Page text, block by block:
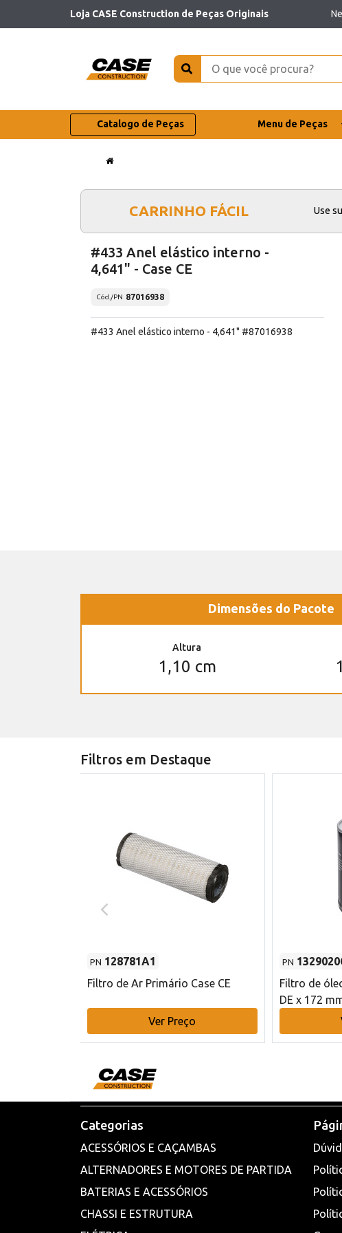
Loja CASE Construction de Peças Originais
Catalogo de Peças Menu de Peças
CARRINHO FÁCIL Use
#433 Anel elástico interno -
4,641" - Case CE
Cód./PN 87016938
#433 Anel elástico interno - 4,641" #87016938
Dimensões do Pacote
Altura
1,10 cm
Filtros em Destaque
PN 128781A1
Filtro de Ar Primário Case CE
Ver Preço
PN
Filtro de
DE x 172
Categorias
ACESSÓRIOS E CAÇAMBAS
ALTERNADORES E MOTORES DE PARTIDA
BATERIAS E ACESSÓRIOS
CHASSI E ESTRUTURA